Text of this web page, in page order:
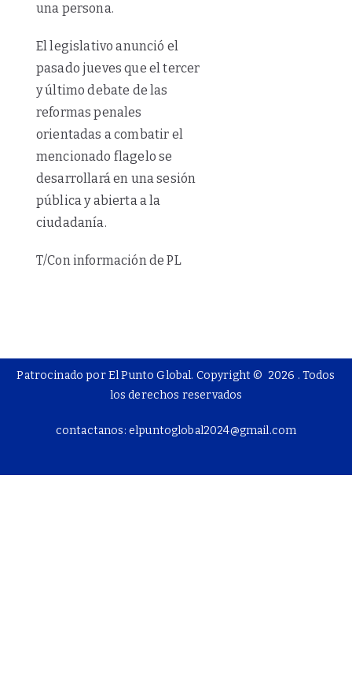
una persona.
El legislativo anunció el
pasado jueves que el tercer
y último debate de las
reformas penales
orientadas a combatir el
mencionado flagelo se
desarrollará en una sesión
pública y abierta a la
ciudadanía.
T/Con información de PL
Patrocinado por El Punto Global. Copyright © 2026 . Todos
los derechos reservados
contactanos: elpuntoglobal2024@gmail.com